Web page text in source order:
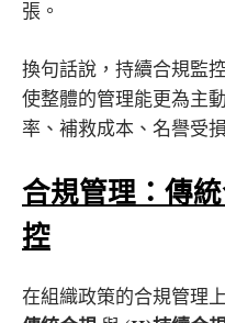
張。
換句話說，持續合規監
使整體的管理能更為主
率、補救成本、名譽受
合規管理：傳
控
在組織政策的合規管理